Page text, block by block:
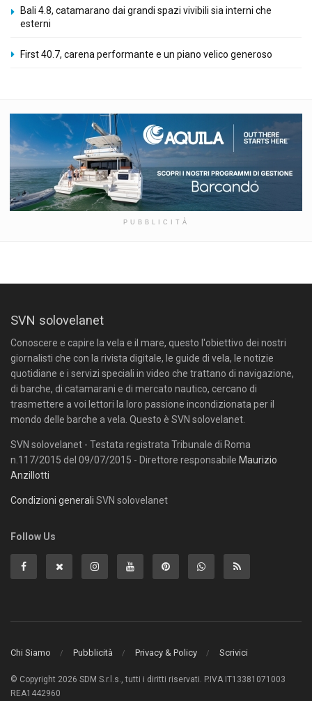
Bali 4.8, catamarano dai grandi spazi vivibili sia interni che
esterni
First 40.7, carena performante e un piano velico generoso
PUBBLICITÀ
SVN solovelanet
Conoscere e capire la vela e il mare, questo l'obiettivo dei nostri
giornalisti che con la rivista digitale, le guide di vela, le notizie
quotidiane e i servizi speciali in video che trattano di navigazione,
di barche, di catamarani e di mercato nautico, cercano di
trasmettere a voi lettori la loro passione incondizionata per il
mondo delle barche a vela. Questo è SVN solovelanet.
SVN solovelanet - Testata registrata Tribunale di Roma
n.117/2015 del 09/07/2015 - Direttore responsabile Maurizio
Anzillotti
Condizioni generali SVN solovelanet
Follow Us
Chi Siamo Pubblicità Privacy & Policy Scrivici
© Copyright 2026 SDM S.r.l.s., tutti i diritti riservati. P.IVA IT13381071003
REA1442960